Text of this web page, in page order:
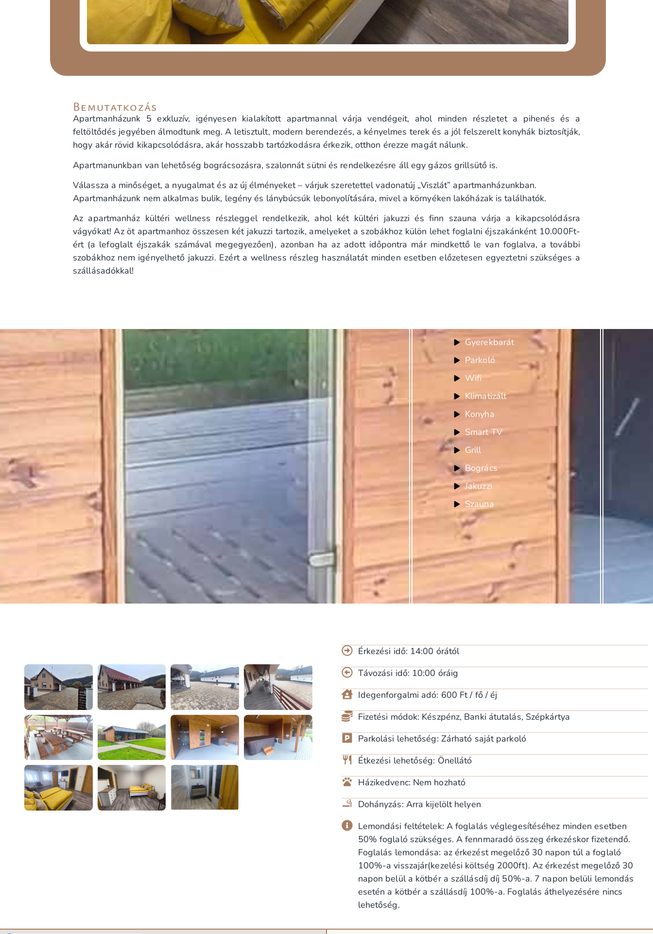
Bemutatkozás
Apartmanházunk 5 exkluzív, igényesen kialakított apartmannal várja vendégeit, ahol minden részletet a pihenés és a
feltöltődés jegyében álmodtunk meg. A letisztult, modern berendezés, a kényelmes terek és a jól felszerelt konyhák biztosítják,
hogy akár rövid kikapcsolódásra, akár hosszabb tartózkodásra érkezik, otthon érezze magát nálunk.
Apartmanunkban van lehetőség bográcsozásra, szalonnát sütni és rendelkezésre áll egy gázos grillsütő is.
Válassza a minőséget, a nyugalmat és az új élményeket – várjuk szeretettel vadonatúj „Viszlát” apartmanházunkban.
Apartmanházunk nem alkalmas bulik, legény és lánybúcsúk lebonyolítására, mivel a környéken lakóházak is találhatók.
Az apartmanház kültéri wellness részleggel rendelkezik, ahol két kültéri jakuzzi és finn szauna várja a kikapcsolódásra
vágyókat! Az öt apartmanhoz összesen két jakuzzi tartozik, amelyeket a szobákhoz külön lehet foglalni éjszakánként 10.000Ft-
ért (a lefoglalt éjszakák számával megegyezően), azonban ha az adott időpontra már mindkettő le van foglalva, a további
szobákhoz nem igényelhető jakuzzi. Ezért a wellness részleg használatát minden esetben előzetesen egyeztetni szükséges a
szállásadókkal!
Gyerekbarát
Parkoló
Wifi
Klimatizált
Konyha
Smart TV
Grill
Bogrács
Jakuzzi
Szauna
Érkezési idő: 14:00 órától
Távozási idő: 10:00 óráig
Idegenforgalmi adó: 600 Ft / fő / éj
Fizetési módok: Készpénz, Banki átutalás, Szépkártya
Parkolási lehetőség: Zárható saját parkoló
Étkezési lehetőség: Önellátó
Házikedvenc: Nem hozható
Dohányzás: Arra kijelölt helyen
Lemondási feltételek: A foglalás véglegesítéséhez minden esetben
50% foglaló szükséges. A fennmaradó összeg érkezéskor fizetendő.
Foglalás lemondása: az érkezést megelőző 30 napon túl a foglaló
100%-a visszajár(kezelési költség 2000ft). Az érkezést megelőző 30
napon belül a kötbér a szállásdíj díj 50%-a. 7 napon belüli lemondás
esetén a kötbér a szállásdíj 100%-a. Foglalás áthelyezésére nincs
lehetőség.